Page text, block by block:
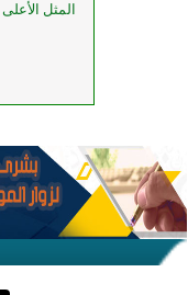
المثل الأعلى